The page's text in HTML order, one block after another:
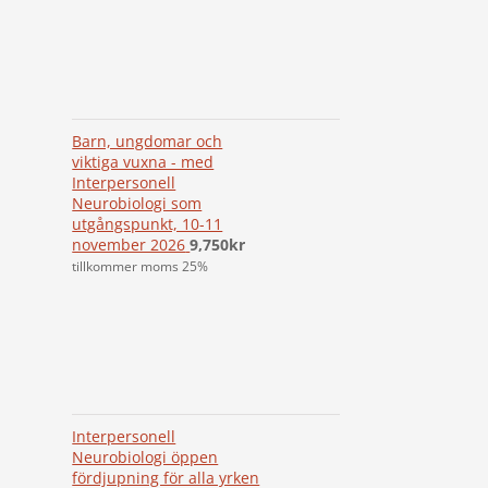
Barn, ungdomar och
viktiga vuxna - med
Interpersonell
Neurobiologi som
utgångspunkt, 10-11
november 2026 9,750kr
tillkommer moms 25%
Interpersonell
Neurobiologi öppen
fördjupning för alla yrken